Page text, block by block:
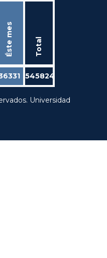
Éste mes Total
545824
Universidad